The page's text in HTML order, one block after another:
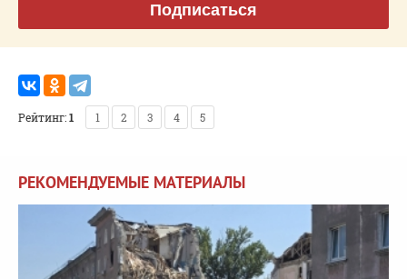
Подписаться
Рейтинг:1 1 2 3 4 5
РЕКОМЕНДУЕМЫЕ МАТЕРИАЛЫ